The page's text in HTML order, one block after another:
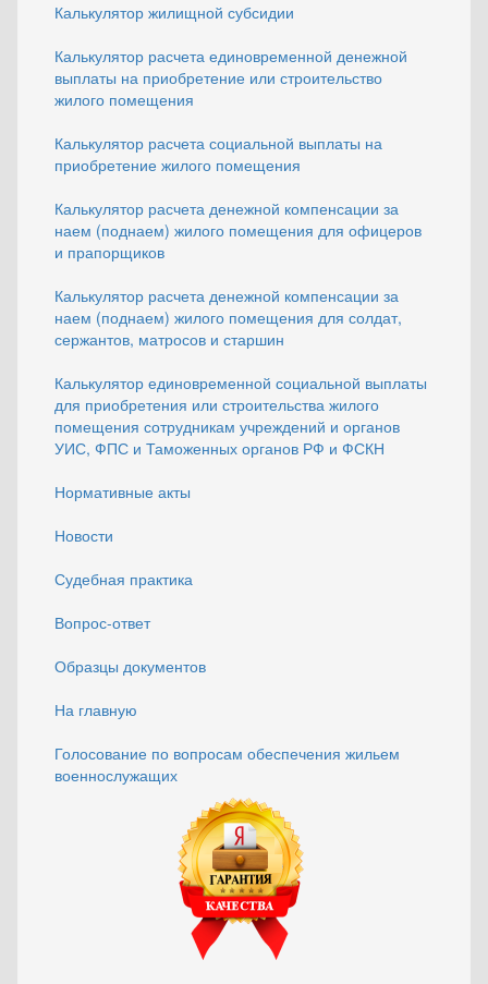
Калькулятор жилищной субсидии
Калькулятор расчета единовременной денежной
выплаты на приобретение или строительство
жилого помещения
Калькулятор расчета социальной выплаты на
приобретение жилого помещения
Калькулятор расчета денежной компенсации за
наем (поднаем) жилого помещения для офицеров
и прапорщиков
Калькулятор расчета денежной компенсации за
наем (поднаем) жилого помещения для солдат,
сержантов, матросов и старшин
Калькулятор единовременной социальной выплаты
для приобретения или строительства жилого
помещения сотрудникам учреждений и органов
УИС, ФПС и Таможенных органов РФ и ФСКН
Нормативные акты
Новости
Судебная практика
Вопрос-ответ
Образцы документов
На главную
Голосование по вопросам обеспечения жильем
военнослужащих